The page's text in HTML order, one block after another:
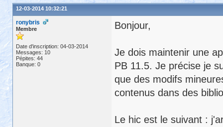
12-03-2014 10:32:21
ronybris
Membre
Date d'inscription: 04-03-2014
Messages: 10
Pépites: 44
Banque: 0
Bonjour,
Je dois maintenir une
PB 11.5. Je précise je
que des modifs
contenus dans des
Le hic est le suivant :